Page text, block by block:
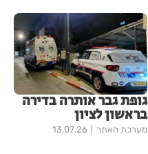
גופת גבר אותרה בדירה
בראשון לציון
מערכת האתר 13.07.26